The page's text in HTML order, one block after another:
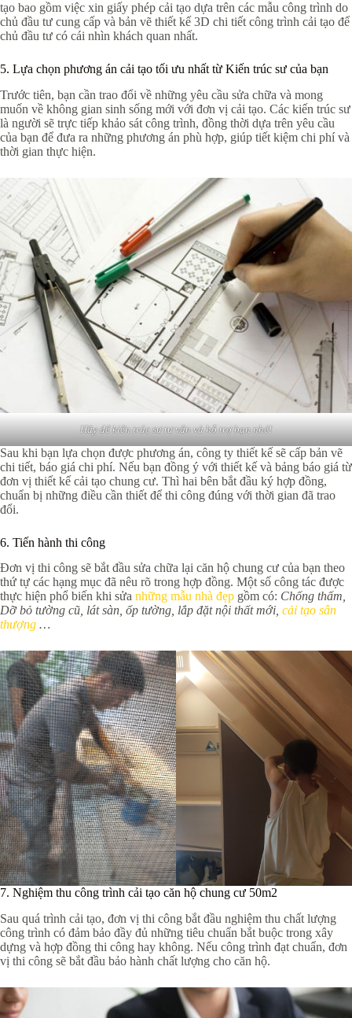
tạo bao gồm việc xin giấy phép cải tạo dựa trên các mẫu công trình do
chủ đầu tư cung cấp và bản vẽ thiết kế 3D chi tiết công trình cải tạo để
chủ đầu tư có cái nhìn khách quan nhất.
5. Lựa chọn phương án cải tạo tối ưu nhất từ Kiến trúc sư của bạn
Trước tiên, bạn cần trao đổi về những yêu cầu sửa chữa và mong
muốn về không gian sinh sống mới với đơn vị cải tạo. Các kiến trúc sư
là người sẽ trực tiếp khảo sát công trình, đồng thời dựa trên yêu cầu
của bạn để đưa ra những phương án phù hợp, giúp tiết kiệm chi phí và
thời gian thực hiện.
Hãy để kiến trúc sư tư vấn và hỗ trợ bạn nhé!
Sau khi bạn lựa chọn được phương án, công ty thiết kế sẽ cấp bản vẽ
chi tiết, báo giá chi phí. Nếu bạn đồng ý với thiết kế và bảng báo giá từ
đơn vị thiết kế cải tạo chung cư. Thì hai bên bắt đầu ký hợp đồng,
chuẩn bị những điều cần thiết để thi công đúng với thời gian đã trao
đổi.
6. Tiến hành thi công
Đơn vị thi công sẽ bắt đầu sửa chữa lại căn hộ chung cư của bạn theo
thứ tự các hạng mục đã nêu rõ trong hợp đồng. Một số công tác được
thực hiện phổ biến khi sửa những mẫu nhà đẹp gồm có: Chống thấm,
Dỡ bỏ tường cũ, lát sàn, ốp tường, lắp đặt nội thất mới, cải tạo sân
thượng …
7. Nghiệm thu công trình cải tạo căn hộ chung cư 50m2
Sau quá trình cải tạo, đơn vị thi công bắt đầu nghiệm thu chất lượng
công trình có đảm bảo đầy đủ những tiêu chuẩn bắt buộc trong xây
dựng và hợp đồng thi công hay không. Nếu công trình đạt chuẩn, đơn
vị thi công sẽ bắt đầu bảo hành chất lượng cho căn hộ.